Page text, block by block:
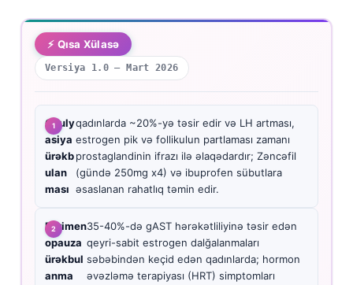
⚡ Qısa Xülasə
Versiya 1.0 — Mart 2026
Ovuly
asiya
ürəkb
ulan
ması
qadınlarda ~20%-yə təsir edir və LH artması,
estrogen pik və follikulun partlaması zamanı
prostaglandinin ifrazı ilə əlaqədardır; Zəncəfil
(gündə 250mg x4) və ibuprofen sübutlara
əsaslanan rahatlıq təmin edir.
Perimen
opauza
ürəkbul
anma
35-40%-də gAST hərəkətliliyinə təsir edən
qeyri-sabit estrogen dalğalanmaları
səbəbindən keçid edən qadınlarda; hormon
əvəzləmə terapiyası (HRT) simptomları